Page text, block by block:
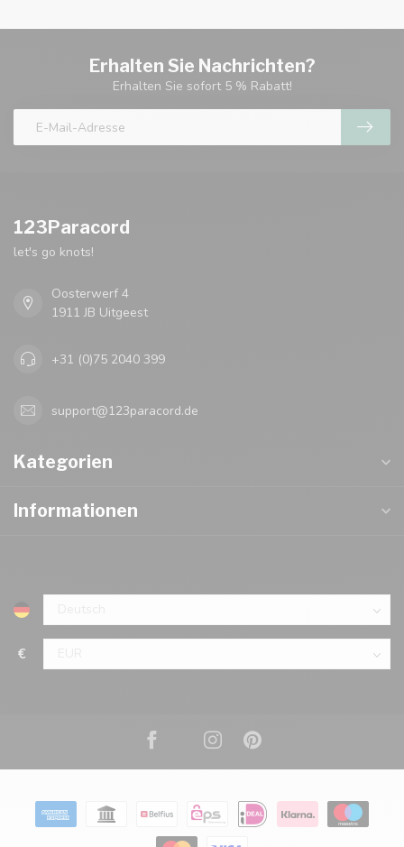
Erhalten Sie Nachrichten?
Erhalten Sie sofort 5 % Rabatt!
123Paracord
let's go knots!
Oosterwerf 4
1911 JB Uitgeest
+31 (0)75 2040 399
support@123paracord.de
Kategorien
Informationen
€